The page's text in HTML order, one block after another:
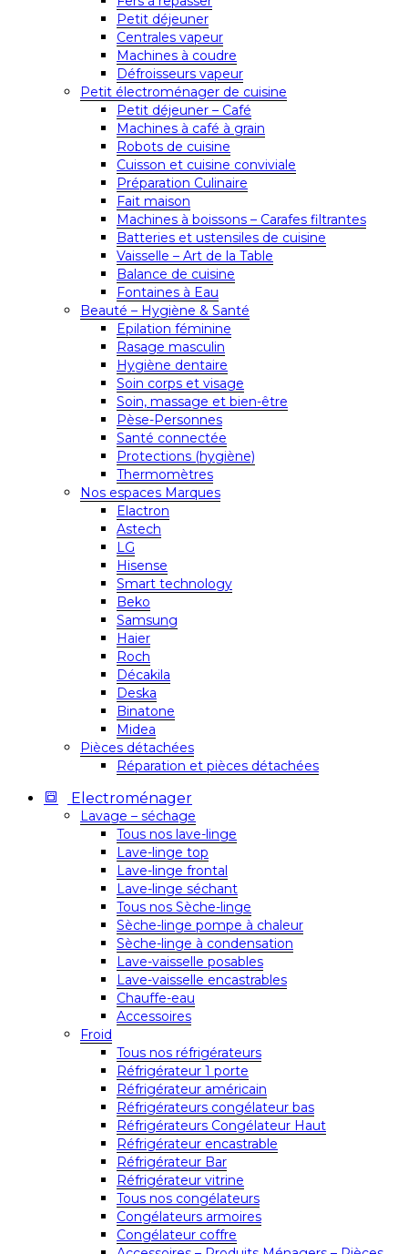
Petit déjeuner
Centrales vapeur
Machines à coudre
Défroisseurs vapeur
Petit électroménager de cuisine
Petit déjeuner – Café
Machines à café à grain
Robots de cuisine
Cuisson et cuisine conviviale
Préparation Culinaire
Fait maison
Machines à boissons – Carafes filtrantes
Batteries et ustensiles de cuisine
Vaisselle – Art de la Table
Balance de cuisine
Fontaines à Eau
Beauté – Hygiène & Santé
Epilation féminine
Rasage masculin
Hygiène dentaire
Soin corps et visage
Soin, massage et bien-être
Pèse-Personnes
Santé connectée
Protections (hygiène)
Thermomètres
Nos espaces Marques
Elactron
Astech
LG
Hisense
Smart technology
Beko
Samsung
Haier
Roch
Décakila
Deska
Binatone
Midea
Pièces détachées
Réparation et pièces détachées
Electroménager
Lavage – séchage
Tous nos lave-linge
Lave-linge top
Lave-linge frontal
Lave-linge séchant
Tous nos Sèche-linge
Sèche-linge pompe à chaleur
Sèche-linge à condensation
Lave-vaisselle posables
Lave-vaisselle encastrables
Chauffe-eau
Accessoires
Froid
Tous nos réfrigérateurs
Réfrigérateur 1 porte
Réfrigérateur américain
Réfrigérateurs congélateur bas
Réfrigérateurs Congélateur Haut
Réfrigérateur encastrable
Réfrigérateur Bar
Réfrigérateur vitrine
Tous nos congélateurs
Congélateurs armoires
Congélateur coffre